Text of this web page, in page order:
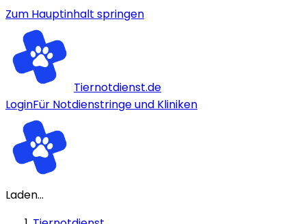
Zum Hauptinhalt springen
Tiernotdienst.de
LoginFür Notdienstringe und Kliniken
Laden...